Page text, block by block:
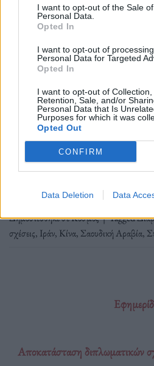
I want to opt-out of the Sale
Personal Data.
Opted In
I want to opt-out of
Personal Data for Targeted
Opted In
I want to opt-out of Collection,
Retention, Sale, and/or
Personal Data that Is
Purposes for which it was
Opted Out
CONFIRM
Data Deletion Data
Η κινεζική διαμεσολάβηση
διεθνούς συστήματος και
αμερικανική πρωτοκαθεδρία.
Διαβάστε
Δημοσιεύθηκε σεΚόσμος|Tagged
σχέσεις, Ιράν, Κίνα, Σαουδική Αραβία,
Αποκατάσταση διπλωματικών